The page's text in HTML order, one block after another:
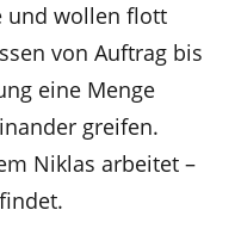
und wollen flott
von Auftrag bis
eine Menge
greifen.
Niklas arbeitet –